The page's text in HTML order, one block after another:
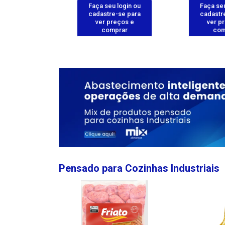
Faça seu login ou
cadastre-se para
ver preços e
comprar
Faça
ver
Pensado para Cozinhas Industriais